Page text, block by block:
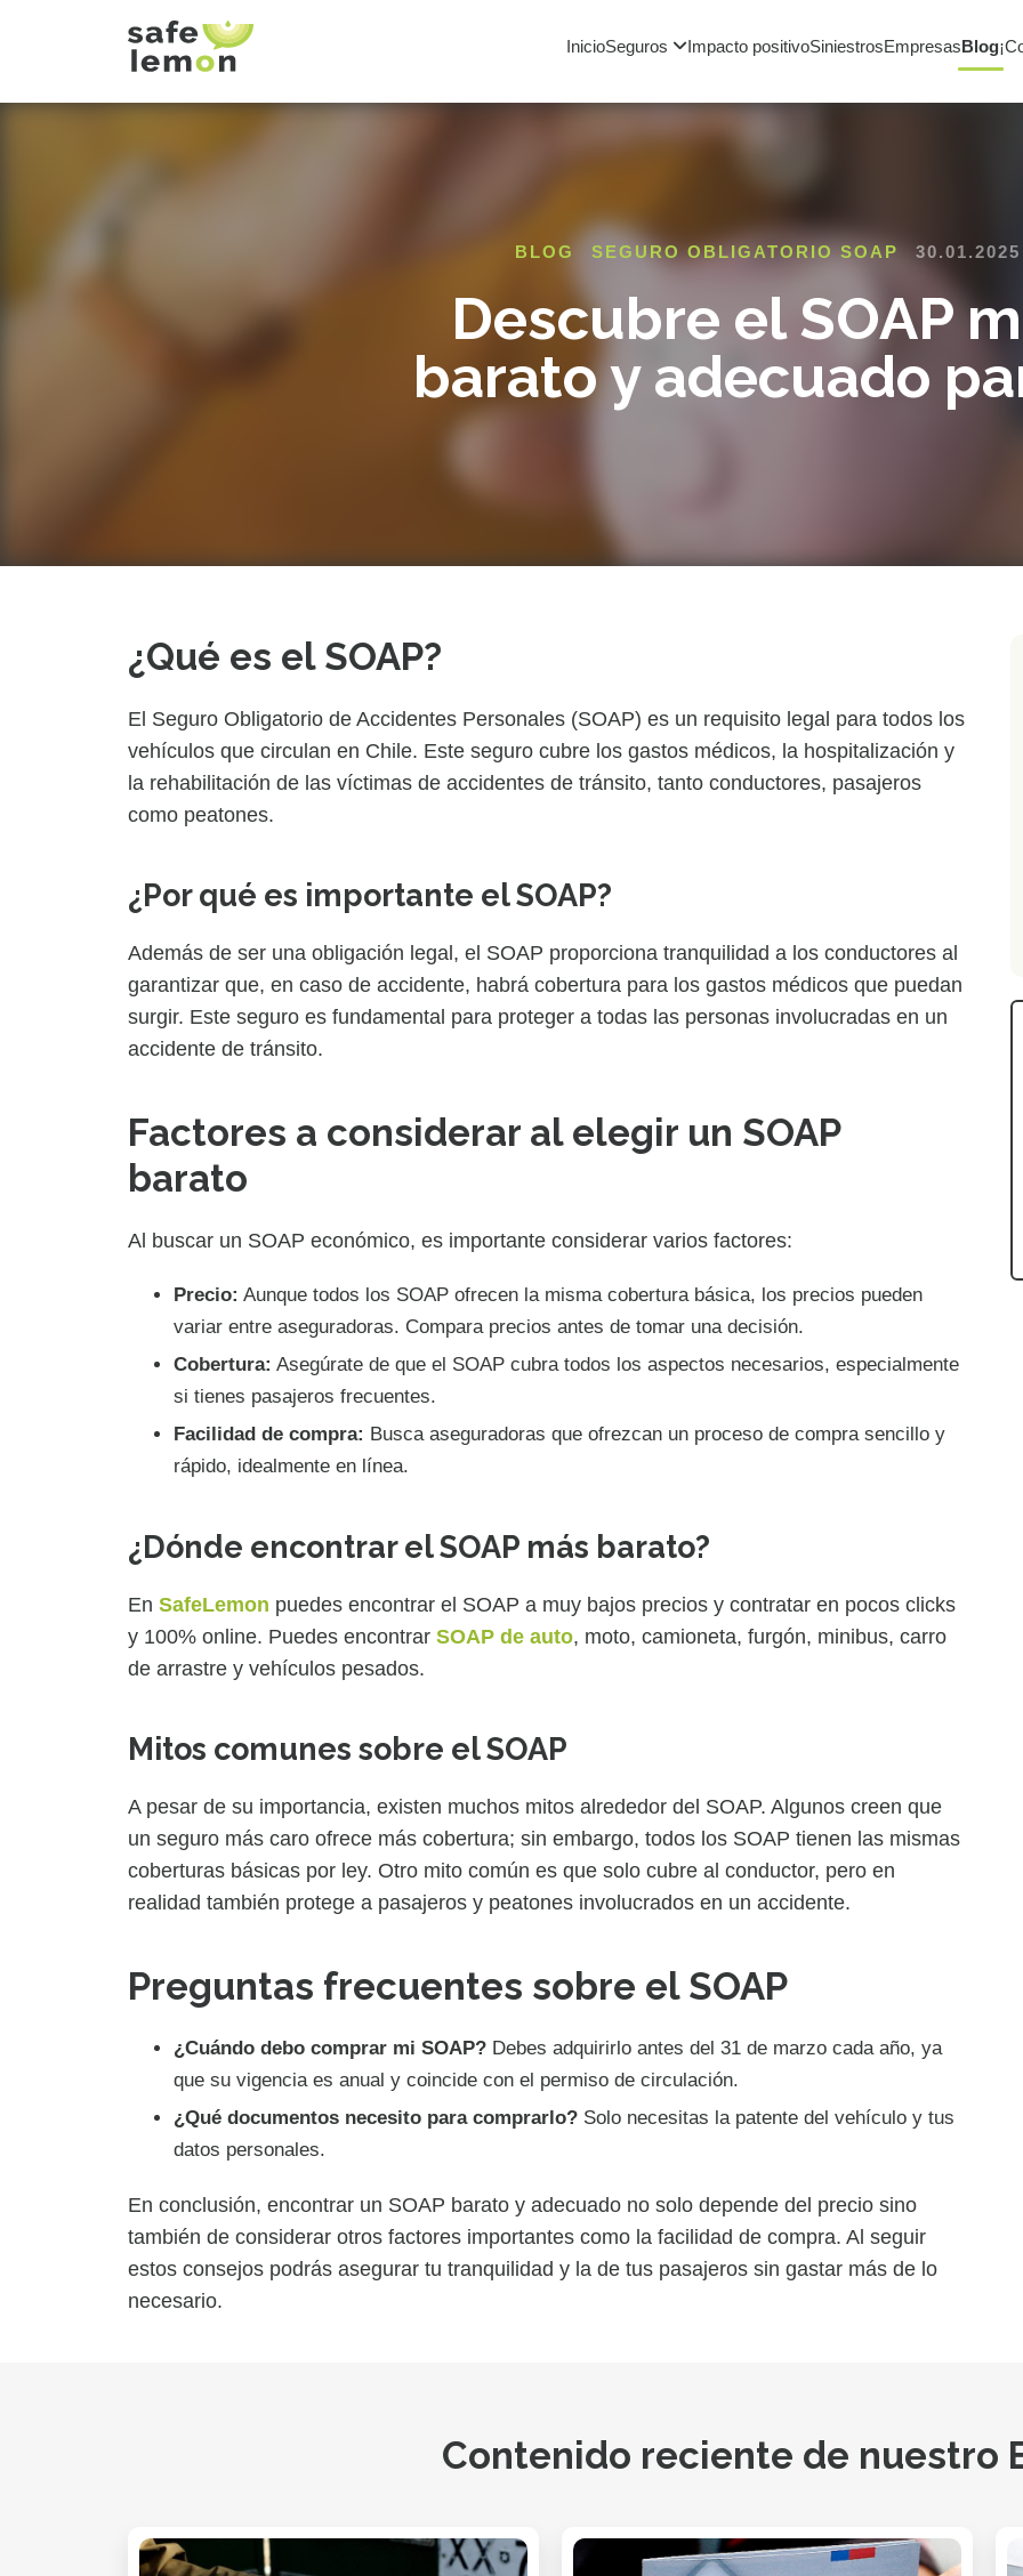
InicioSeguros Impacto positivoSiniestrosEmpresasBlog
BLOG SEGURO OBLIGATORIO SOAP 30.01.2025
Descubre el SOAP
barato y adecuado
¿Qué es el SOAP?
El Seguro Obligatorio de Accidentes Personales (SOAP) es un requisito legal para todos los
vehículos que circulan en Chile. Este seguro cubre los gastos médicos, la hospitalización y
la rehabilitación de las víctimas de accidentes de tránsito, tanto conductores, pasajeros
como peatones.
¿Por qué es importante el SOAP?
Además de ser una obligación legal, el SOAP proporciona tranquilidad a los conductores al
garantizar que, en caso de accidente, habrá cobertura para los gastos médicos que puedan
surgir. Este seguro es fundamental para proteger a todas las personas involucradas en un
accidente de tránsito.
Factores a considerar al elegir un SOAP
barato
Al buscar un SOAP económico, es importante considerar varios factores:
Precio: Aunque todos los SOAP ofrecen la misma cobertura básica, los precios pueden
variar entre aseguradoras. Compara precios antes de tomar una decisión.
Cobertura: Asegúrate de que el SOAP cubra todos los aspectos necesarios, especialmente
si tienes pasajeros frecuentes.
Facilidad de compra: Busca aseguradoras que ofrezcan un proceso de compra sencillo y
rápido, idealmente en línea.
¿Dónde encontrar el SOAP más barato?
En SafeLemon puedes encontrar el SOAP a muy bajos precios y contratar en pocos clicks
y 100% online. Puedes encontrar SOAP de auto, moto, camioneta, furgón, minibus, carro
de arrastre y vehículos pesados.
Mitos comunes sobre el SOAP
A pesar de su importancia, existen muchos mitos alrededor del SOAP. Algunos creen que
un seguro más caro ofrece más cobertura; sin embargo, todos los SOAP tienen las mismas
coberturas básicas por ley. Otro mito común es que solo cubre al conductor, pero en
realidad también protege a pasajeros y peatones involucrados en un accidente.
Preguntas frecuentes sobre el SOAP
¿Cuándo debo comprar mi SOAP? Debes adquirirlo antes del 31 de marzo cada año, ya
que su vigencia es anual y coincide con el permiso de circulación.
¿Qué documentos necesito para comprarlo? Solo necesitas la patente del vehículo y tus
datos personales.
En conclusión, encontrar un SOAP barato y adecuado no solo depende del precio sino
también de considerar otros factores importantes como la facilidad de compra. Al seguir
estos consejos podrás asegurar tu tranquilidad y la de tus pasajeros sin gastar más de lo
necesario.
Contenido reciente de nuestro